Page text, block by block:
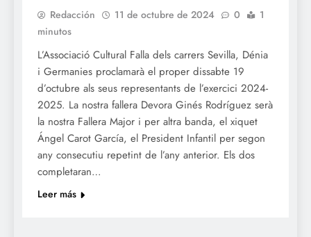
Redacción 11 de octubre de 2024 0
1
minutos
L’Associació Cultural Falla dels carrers Sevilla, Dénia
i Germanies proclamarà el proper dissabte 19
d’octubre als seus representants de l’exercici 2024-
2025. La nostra fallera Devora Ginés Rodríguez serà
la nostra Fallera Major i per altra banda, el xiquet
Ángel Carot García, el President Infantil per segon
any consecutiu repetint de l’any anterior. Els dos
completaran…
Leer más